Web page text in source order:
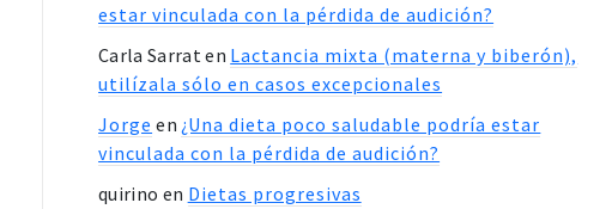
estar vinculada con la pérdida de audición?
Carla Sarraten Lactancia mixta (materna y biberón),
utilízala sólo en casos excepcionales
Jorge en ¿Una dieta poco saludable podría estar
vinculada con la pérdida de audición?
quirino en Dietas progresivas